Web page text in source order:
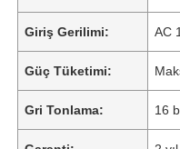
Giriş Gerilimi: AC
Güç Tüketimi:
Gri Tonlama: 16